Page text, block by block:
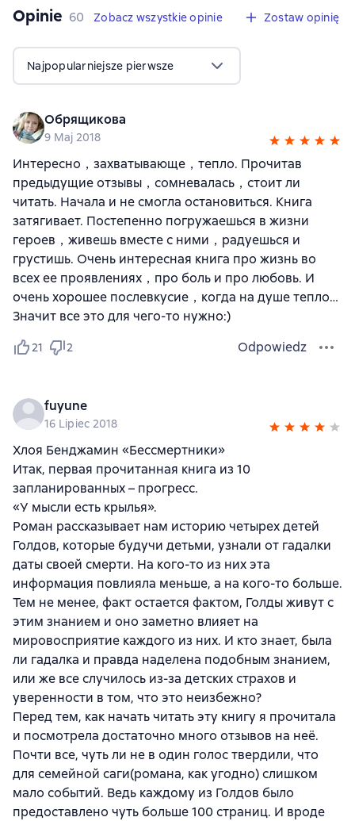
Opinie 60 opinie
60 Zobacz wszystkie opinie Zostaw opinię
Najpopularniejsze pierwsze
Обрящикова
9 Maj 2018
Интересно，захватывающе，тепло. Прочитав
предыдущие отзывы，сомневалась，стоит ли
читать. Начала и не смогла остановиться. Книга
затягивает. Постепенно погружаешься в жизни
героев，живешь вместе с ними，радуешься и
грустишь. Очень интересная книга про жизнь во
всех ее проявлениях，про боль и про любовь. И
очень хорошее послевкусие，когда на душе тепло…
Значит все это для чего-то нужно:)
21 2 Odpowiedz
fuyune
16 Lipiec 2018
Хлоя Бенджамин «Бессмертники»
Итак, первая прочитанная книга из 10
запланированных – прогресс.
«У мысли есть крылья».
Роман рассказывает нам историю четырех детей
Голдов, которые будучи детьми, узнали от гадалки
даты своей смерти. На кого-то из них эта
информация повлияла меньше, а на кого-то больше.
Тем не менее, факт остается фактом, Голды живут с
этим знанием и оно заметно влияет на
мировосприятие каждого из них. И кто знает, была
ли гадалка и правда наделена подобным знанием,
или же все случилось из-за детских страхов и
уверенности в том, что это неизбежно?
Перед тем, как начать читать эту книгу я прочитала
и посмотрела достаточно много отзывов на неё.
Почти все, чуть ли не в один голос твердили, что
для семейной саги(романа, как угодно) слишком
мало событий. Ведь каждому из Голдов было
предоставлено чуть больше 100 страниц. И вроде